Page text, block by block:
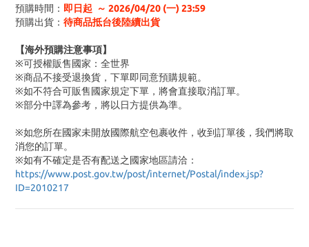
預購時間： 即日起 ～ 2026/04/20 (一) 23:59
預購出貨： 待商品抵台後陸續出貨
【海外預購注意事項】
※可授權販售國家：全世界
※商品不接受退換貨，下單即同意預購規範。
※如不符合可販售國家規定下單，將會直接取消訂單。
※部分中譯為參考，將以日方提供為準。
※如您所在國家未開放國際航空包裹收件，收到訂單後，我們將取
消您的訂單。
※如有不確定是否有配送之國家地區請洽：
https://www.post.gov.tw/post/internet/Postal/index.jsp?
ID=2010217